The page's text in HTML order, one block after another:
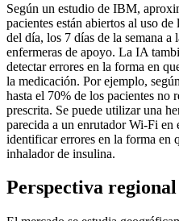
Según un estudio de IBM,
pacientes están abiertos al uso
del día, los 7 días de la semana a
enfermeras de apoyo. La IA
detectar errores en la forma en
la medicación. Por ejemplo,
hasta el 70% de los pacientes no
prescrita. Se puede utilizar una
parecida a un enrutador Wi-Fi en
identificar errores en la forma en
inhalador de insulina.
Perspectiva